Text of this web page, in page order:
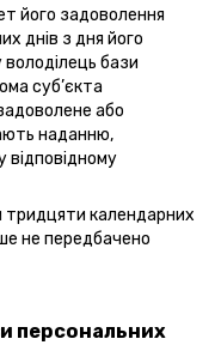
його задоволення
днів з дня його
бази
суб’єкта
або
наданню,
відповідному
тридцяти календарних
не передбачено
персональних